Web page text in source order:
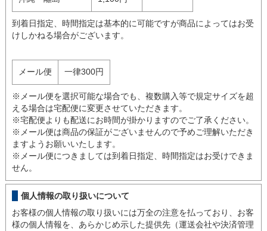
到着日指定、時間指定は基本的に可能ですが商品によってはお受
けしかねる場合がございます。
メール便 一律300円
※メール便を選択可能な場合でも、複数購入等で規定サイズを超
える場合は宅配便に変更させていただきます。
※宅配便よりも配送にお時間が掛かりますのでご了承ください。
※メール便は商品の保証がございませんので予めご理解いただき
ますようお願いいたします。
※メール便につきましては到着日指定、時間指定はお受けできま
せん。
個人情報の取り扱いについて
お客様の個人情報の取り扱いには万全の注意を払っており、お客
様の個人情報を、あらかじめ示した提供先（運送会社や決済管理